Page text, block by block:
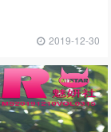
2019-12-30